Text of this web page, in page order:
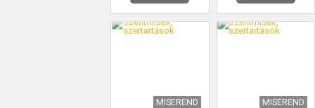
MISEREND MISEREND